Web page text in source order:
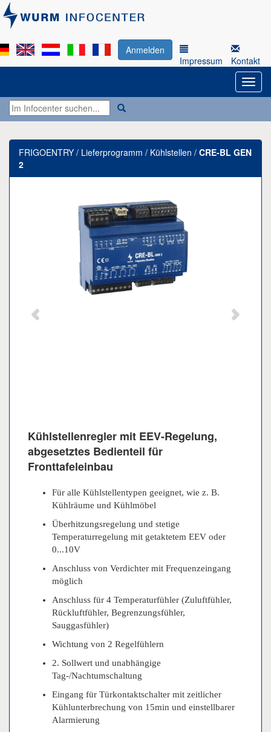
Anmelden
Impressum
Kontakt
FRIGOENTRY / Lieferprogramm / Kühlstellen / CRE-BL GEN
2
Kühlstellenregler mit EEV-Regelung,
abgesetztes Bedienteil für
Fronttafeleinbau
Für alle Kühlstellentypen geeignet, wie z. B.
Kühlräume und Kühlmöbel
Überhitzungsregelung und stetige
Temperaturregelung mit getaktetem EEV oder
0...10V
Anschluss von Verdichter mit Frequenzeingang
möglich
Anschluss für 4 Temperaturfühler (Zuluftfühler,
Rückluftfühler, Begrenzungsfühler,
Sauggasfühler)
Wichtung von 2 Regelfühlern
2. Sollwert und unabhängige
Tag-/Nachtumschaltung
Eingang für Türkontaktschalter mit zeitlicher
Kühlunterbrechung von 15min und einstellbarer
Alarmierung